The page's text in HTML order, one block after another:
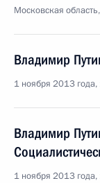
Московская
Владимир
1 ноября 2013
Владимир
1 ноября 2013